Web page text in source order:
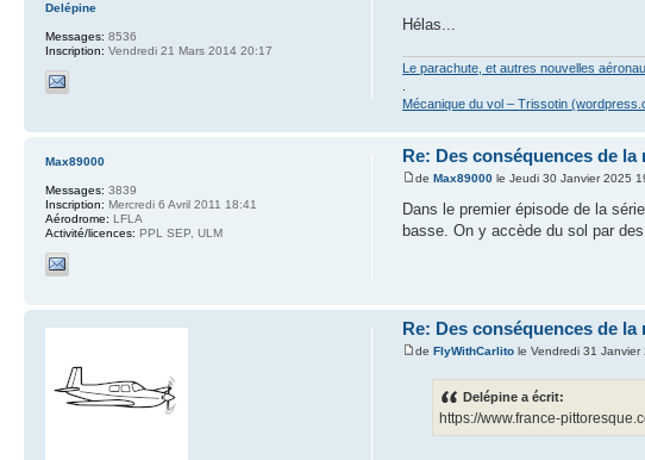
Hélas...
Le parachute, et autres nouvelles
Mécanique du vol – Trissotin
Delépine
Messages: 8536
Inscription: Vendredi 21 Mars 2014 20:17
Re: Des conséquences de
deMax89000 le Jeudi 30 Janvier 2025
Dans le premier épisode de la
basse. On y accède du sol par
Max89000
Messages: 3839
Inscription: Mercredi 6 Avril 2011 18:41
Aérodrome: LFLA
Activité/licences: PPL SEP, ULM
Re: Des conséquences de
deFlyWithCarlito le Vendredi 31 Janvier
Delépine a écrit:
https://www.france-